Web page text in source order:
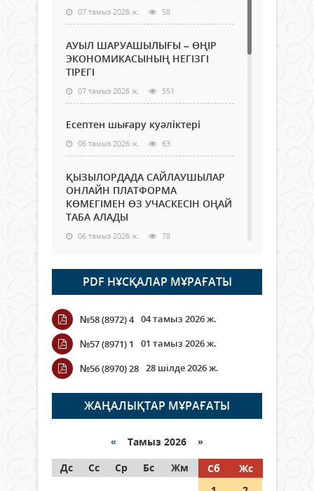
07 тамыз 2026 ж. 58
АУЫЛ ШАРУАШЫЛЫҒЫ – ӨҢІР
ЭКОНОМИКАСЫНЫҢ НЕГІЗГІ
ТІРЕГІ
07 тамыз 2026 ж. 551
Есептен шығару куәліктері
06 тамыз 2026 ж. 63
ҚЫЗЫЛОРДАДА САЙЛАУШЫЛАР
ОНЛАЙН ПЛАТФОРМА
КӨМЕГІМЕН ӨЗ УЧАСКЕСІН ОҢАЙ
ТАБА АЛАДЫ
06 тамыз 2026 ж. 78
Open Air: Қызылорда облысы
полиция департаменті 20
мыңнан астам көрерменнің
қауіпсіздігін қамтамасыз етті
06 тамыз 2026 ж.
Wi-Fi ҚАБЫРҒА АРҚЫЛЫ ҚАЛАЙ
ӨТЕДІ?
06 тамыз 2026 ж. 255
граждане Казахстана,
05 тамыз 2026 ж. 134
PDF НҰСҚАЛАР МҰРАҒАТЫ
№58 (8972) 4 04 тамыз 2026 ж.
№57 (8971) 1
01 тамыз 2026 ж.
№56 (8970) 28 28 шілде 2026 ж.
ЖАҢАЛЫҚТАР МҰРАҒАТЫ
« Тамыз 2026 »
Дс
Сс Ср Бс Жм Сб
Жс